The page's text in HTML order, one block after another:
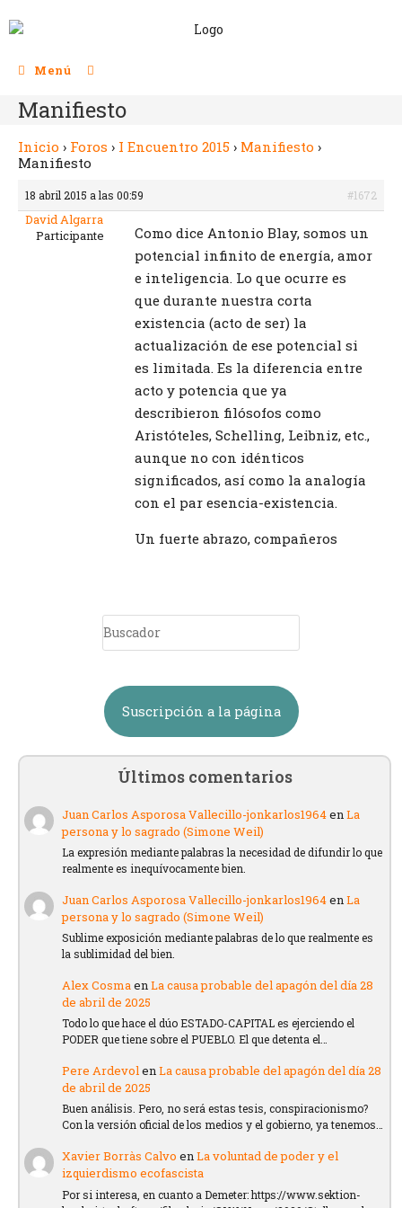
Menú
Manifiesto
Inicio › Foros › I Encuentro 2015 › Manifiesto ›
Manifiesto
18 abril 2015 a las 00:59 #1672
David Algarra
Participante
Como dice Antonio Blay, somos un
potencial infinito de energía, amor
e inteligencia. Lo que ocurre es
que durante nuestra corta
existencia (acto de ser) la
actualización de ese potencial si
es limitada. Es la diferencia entre
acto y potencia que ya
describieron filósofos como
Aristóteles, Schelling, Leibniz, etc.,
aunque no con idénticos
significados, así como la analogía
con el par esencia-existencia.
Un fuerte abrazo, compañeros
Suscripción a la página
Últimos comentarios
Juan Carlos Asporosa Vallecillo-jonkarlos1964enLa
persona y lo sagrado (Simone Weil)
La expresión mediante palabras la necesidad de difundir lo que
realmente es inequívocamente bien.
Juan Carlos Asporosa Vallecillo-jonkarlos1964enLa
persona y lo sagrado (Simone Weil)
Sublime exposición mediante palabras de lo que realmente es
la sublimidad del bien.
Alex CosmaenLa causa probable del apagón del día 28
de abril de 2025
Todo lo que hace el dúo ESTADO-CAPITAL es ejerciendo el
PODER que tiene sobre el PUEBLO. El que detenta el…
Pere ArdevolenLa causa probable del apagón del día 28
de abril de 2025
Buen análisis. Pero, no será estas tesis, conspiracionismo?
Con la versión oficial de los medios y el gobierno, ya tenemos…
Xavier Borràs Calvo enLa voluntad de poder y el
izquierdismo ecofascista
Por si interesa, en cuanto a Demeter: https://www.sektion-